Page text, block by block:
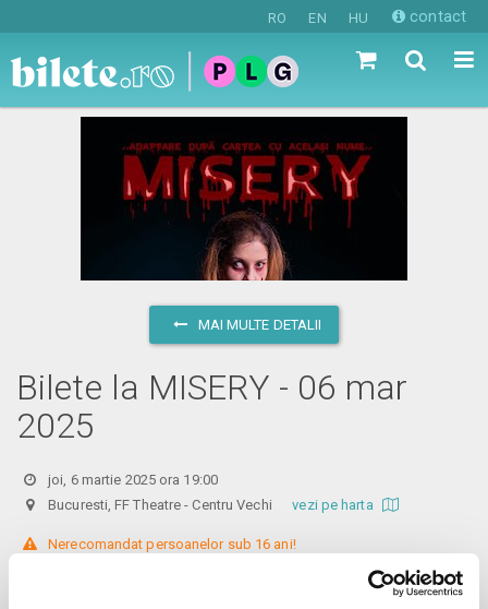
RO EN HU contact
MAI MULTE DETALII
Bilete la MISERY - 06 mar
2025
joi, 6 martie 2025 ora 19:00
Bucuresti, FF Theatre - Centru Vechivezi pe harta
Nerecomandat persoanelor sub 16 ani!
Din respect pentru actori si public avem rugamintea de a va prezenta
cu cel putin 30 de minute inainte de inceperea spectacolului.